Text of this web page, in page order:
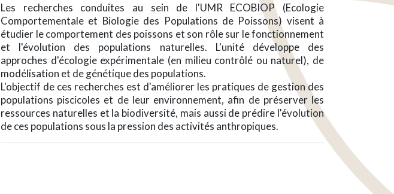
Les recherches conduites au sein de l'UMR ECOBIOP (Ecologie
Comportementale et Biologie des Populations de Poissons) visent à
étudier le comportement des poissons et son rôle sur le fonctionnement
et l'évolution des populations naturelles. L'unité développe des
approches d'écologie expérimentale (en milieu contrôlé ou naturel), de
modélisation et de génétique des populations.
L'objectif de ces recherches est d'améliorer les pratiques de gestion des
populations piscicoles et de leur environnement, afin de préserver les
ressources naturelles et la biodiversité, mais aussi de prédire l'évolution
de ces populations sous la pression des activités anthropiques.